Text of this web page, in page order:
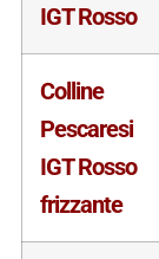
IGT Rosso
Colline
Pescaresi
IGT Rosso
frizzante